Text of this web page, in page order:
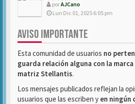
porAJCano
Lun Dic 01, 2025 6:05 pm
AVISO IMPORTANTE
Esta comunidad de usuarios no
guarda relación alguna con la
matriz Stellantis.
Los mensajes publicados reflejan la
usuarios que las escriben y en ningún